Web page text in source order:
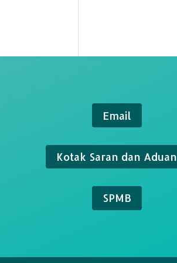
Email
Kotak Saran dan Aduan
SPMB